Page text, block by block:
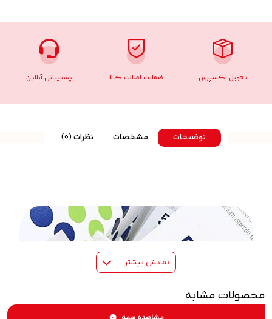
تحویل اکسپرس ضمانت اصالت کالا پشتیبانی آنلاین
توضیحات مشخصات نظرات (0)
نمایش بیشتر
محصولات مشابه